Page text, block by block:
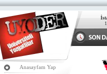
Anasayfam Yap